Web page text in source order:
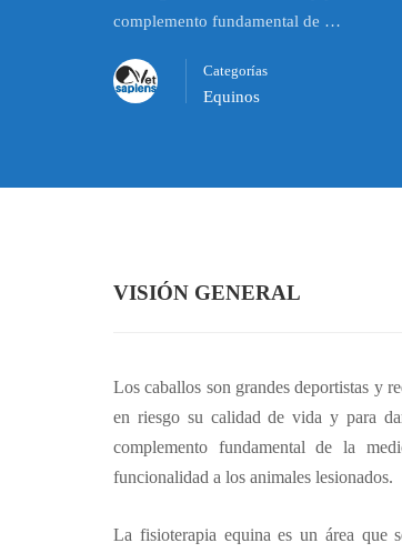
complemento fundamental de …
Categorías
Equinos
VISIÓN GENERAL
Los caballos son grandes deportistas y
en riesgo su calidad de vida y para
complemento fundamental de la
funcionalidad a los animales lesionados.
La fisioterapia equina es un área que